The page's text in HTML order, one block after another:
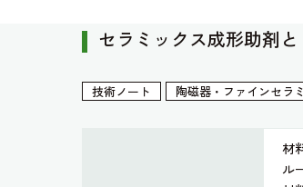
セラミックス成形助剤
技術ノート 陶磁器・ファインセラ
材
ル